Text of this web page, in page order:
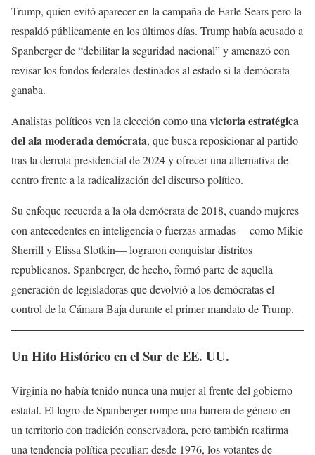
Trump, quien evitó aparecer en la campaña de Earle-Sears pero la
respaldó públicamente en los últimos días. Trump había acusado a
Spanberger de “debilitar la seguridad nacional” y amenazó con
revisar los fondos federales destinados al estado si la demócrata
ganaba.
Analistas políticos ven la elección como una victoria estratégica
del ala moderada demócrata, que busca reposicionar al partido
tras la derrota presidencial de 2024 y ofrecer una alternativa de
centro frente a la radicalización del discurso político.
Su enfoque recuerda a la ola demócrata de 2018, cuando mujeres
con antecedentes en inteligencia o fuerzas armadas —como Mikie
Sherrill y Elissa Slotkin— lograron conquistar distritos
republicanos. Spanberger, de hecho, formó parte de aquella
generación de legisladoras que devolvió a los demócratas el
control de la Cámara Baja durante el primer mandato de Trump.
Un Hito Histórico en el Sur de EE. UU.
Virginia no había tenido nunca una mujer al frente del gobierno
estatal. El logro de Spanberger rompe una barrera de género en
un territorio con tradición conservadora, pero también reafirma
una tendencia política peculiar: desde 1976, los votantes de